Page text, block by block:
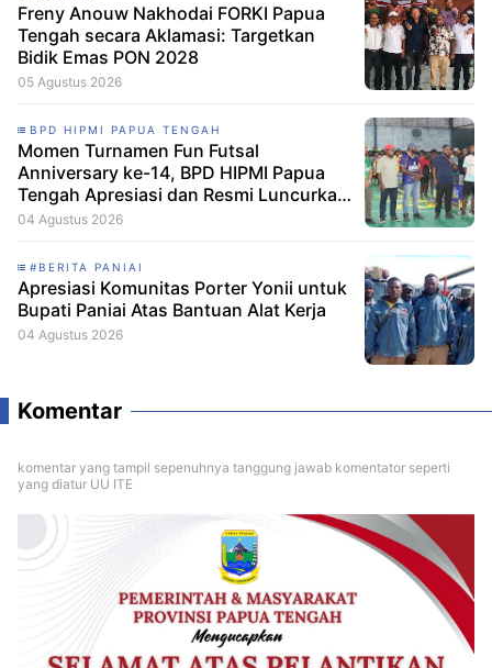
Freny Anouw Nakhodai FORKI Papua
Tengah secara Aklamasi: Targetkan
Bidik Emas PON 2028
05 Agustus 2026
BPD HIPMI PAPUA TENGAH
Momen Turnamen Fun Futsal
Anniversary ke-14, BPD HIPMI Papua
Tengah Apresiasi dan Resmi Luncurkan
Skuad Baru Makamagu Papua FC
04 Agustus 2026
#BERITA PANIAI
Apresiasi Komunitas Porter Yonii untuk
Bupati Paniai Atas Bantuan Alat Kerja
04 Agustus 2026
Komentar
komentar yang tampil sepenuhnya tanggung jawab komentator seperti
yang diatur UU ITE